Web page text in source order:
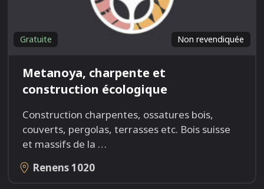
Non revendiquée
Gratuite
Metanoya, charpente et
construction écologique
Construction charpentes, ossatures bois,
couverts, pergolas, terrasses etc. Bois suisse
et massifs de la …
Renens1020